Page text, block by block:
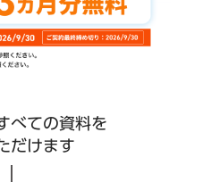
べての資料を
だけます